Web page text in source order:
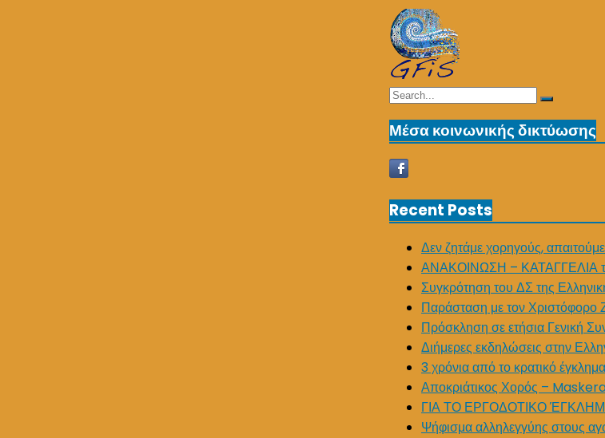
Search
Search
Μέσα κοινωνικής δικτύωσης
Recent Posts
Δεν ζητάμε χορηγούς,
ΑΝΑΚΟΙΝΩΣΗ – ΚΑΤΑΓΓΕΛΙΑ
Συγκρότηση του ΔΣ της
Παράσταση με τον Χριστόφορο
Πρόσκληση σε ετήσια Γενική
Διήμερες εκδηλώσεις στην
3 χρόνια από το κρατικό
Αποκριάτικος Χορός –
ΓΙΑ ΤΟ ΕΡΓΟΔΟΤΙΚΟ
Ψήφισμα αλληλεγγύης στους